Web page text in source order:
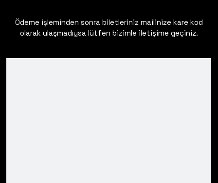
Ödeme işleminden sonra biletleriniz mailinize kare kod
olarak ulaşmadıysa lütfen bizimle iletişime geçiniz.